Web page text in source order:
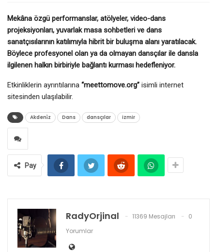
Mekâna özgü performanslar, atölyeler, video-dans
projeksiyonları, yuvarlak masa sohbetleri ve dans
sanatçısılarının katılımıyla hibrit bir buluşma alanı yaratılacak.
Böylece profesyonel olan ya da olmayan dansçılar ile dansla
ilgilenen halkın birbiriyle bağlantı kurması hedefleniyor.
Etkinliklerin ayrıntılarına “meettomove.org” isimli internet
sitesinden ulaşılabilir.
Akdeni̇z Dans dansçılar izmir
Pay
RadyOrjinal 11369 Mesajları
0
Yorumlar